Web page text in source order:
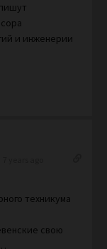
и инженерии
техникума
свою